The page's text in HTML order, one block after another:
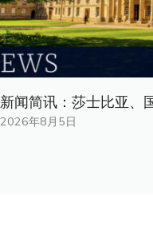
新闻简讯：莎士比亚、
2026年8月5日